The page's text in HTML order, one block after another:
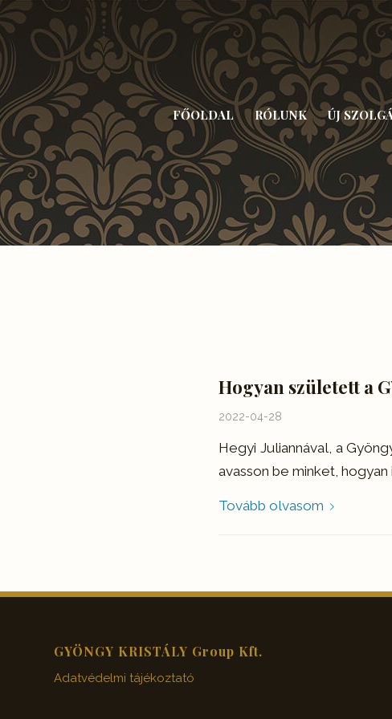
FŐOLDAL RÓLUNK ÚJ
Hogyan született a
2022-04-28
Hegyi Juliannával, a
avasson be minket,
Tovább olvasom
GYÖNGY KRISTÁLY Group Kft.
Adatvédelmi tájékoztató